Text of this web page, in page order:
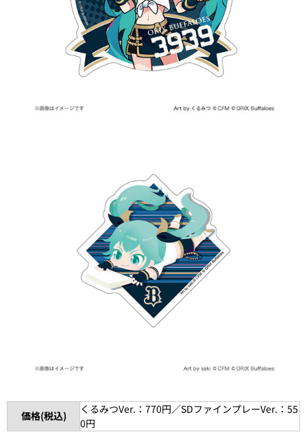
価格(税込)
くるみつVer.：770円／SDファインプレーVer.：55
0円